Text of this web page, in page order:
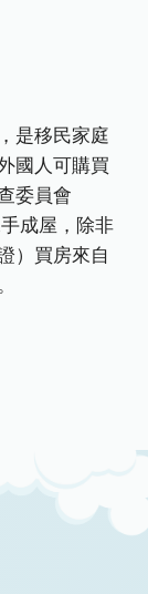
是移民家庭
國人可購買
委員會
成屋，除非
）買房來自